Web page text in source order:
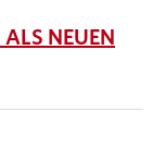
NEUEN